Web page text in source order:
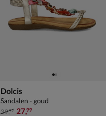
Dolcis
Sandalen - goud
van € 39,99 voor € 27,99
39,99 27,99